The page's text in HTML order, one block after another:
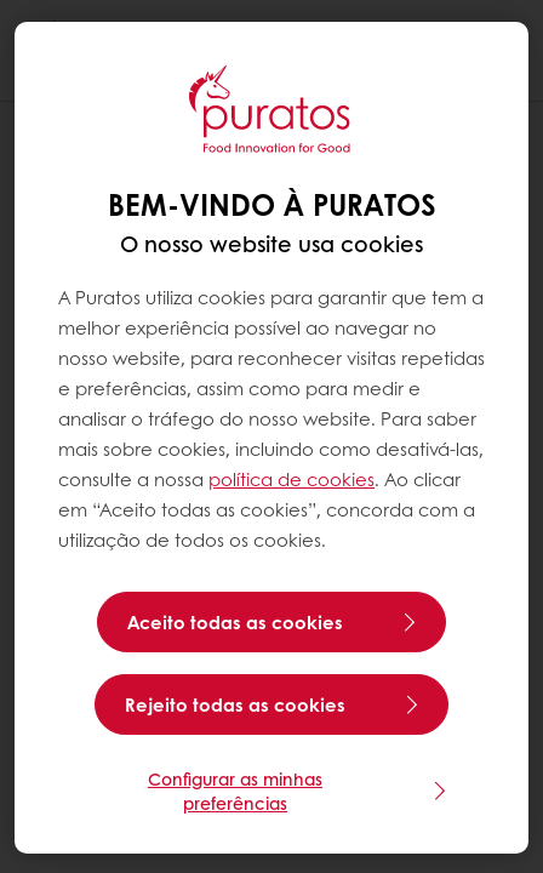
BEM-VINDO À PURATOS
O nosso website usa cookies
A Puratos utiliza cookies para garantir que tem a
melhor experiência possível ao navegar no
nosso website, para reconhecer visitas repetidas
e preferências, assim como para medir e
analisar o tráfego do nosso website. Para saber
mais sobre cookies, incluindo como desativá-las,
consulte a nossa política de cookies. Ao clicar
em “Aceito todas as cookies”, concorda com a
utilização de todos os cookies.
Aceito todas as cookies
Rejeito todas as cookies
Configurar as minhas
preferências